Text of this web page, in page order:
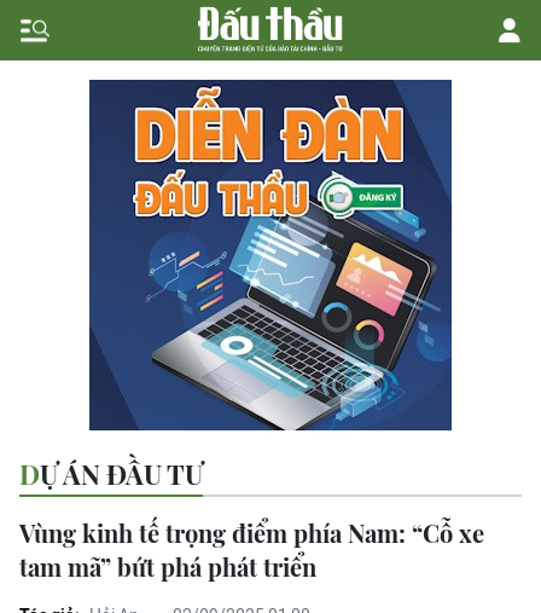
DỰ ÁN ĐẦU TƯ
Vùng kinh tế trọng điểm phía Nam: “Cỗ xe
tam mã” bứt phá phát triển